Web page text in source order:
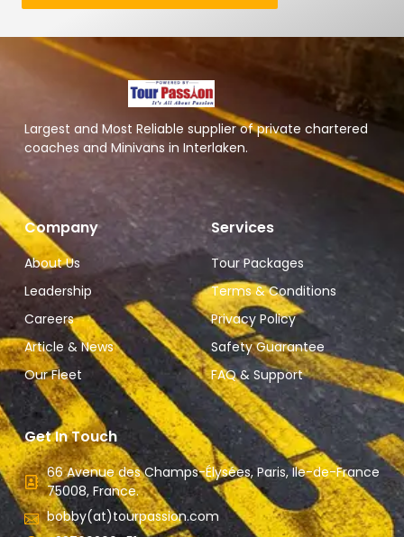
Largest and Most Reliable supplier of private chartered
coaches and Minivans in Interlaken.
Company
About Us
Leadership
Careers
Article & News
Our Fleet
Services
Tour Packages
Terms & Conditions
Privacy Policy
Safety Guarantee
FAQ & Support
Get In Touch
66 Avenue des Champs-Élysées, Paris, Ile-de-France
75008, France.
bobby(at)tourpassion.com